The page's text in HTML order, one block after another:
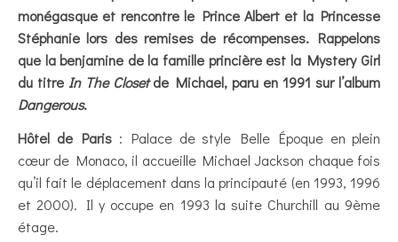
monégasque et rencontre le Prince Albert et la Princesse
Stéphanie lors des remises de récompenses. Rappelons
que la benjamine de la famille princière est la Mystery Girl
du titre In The Closetde Michael, paru en 1991 sur l’album
Dangerous.
Hôtel de Paris : Palace de style Belle Époque en plein
cœur de Monaco, il accueille Michael Jackson chaque fois
qu’il fait le déplacement dans la principauté (en 1993, 1996
et 2000). Il y occupe en 1993 la suite Churchill au 9ème
étage.